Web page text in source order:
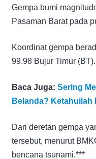
Gempa bumi
Pasaman Barat pada
Koordinat gempa
99.98 Bujur Timur (BT).
Baca Juga: Sering
Belanda?
Dari deretan gempa
tersebut, menurut
bencana tsunami.***